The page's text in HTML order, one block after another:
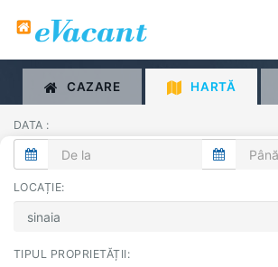
CAZARE HARTĂ
DATA :
LOCAȚIE:
TIPUL PROPRIETĂȚII: